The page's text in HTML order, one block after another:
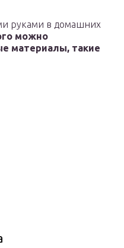
руками в домашних
можно
материалы, такие